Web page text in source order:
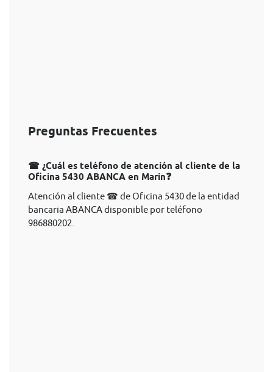
Preguntas Frecuentes
☎ ¿Cuál es teléfono de atención al cliente de la
Oficina 5430 ABANCA en Marin❓
Atención al cliente ☎ de Oficina 5430 de la entidad
bancaria ABANCA disponible por teléfono
986880202.